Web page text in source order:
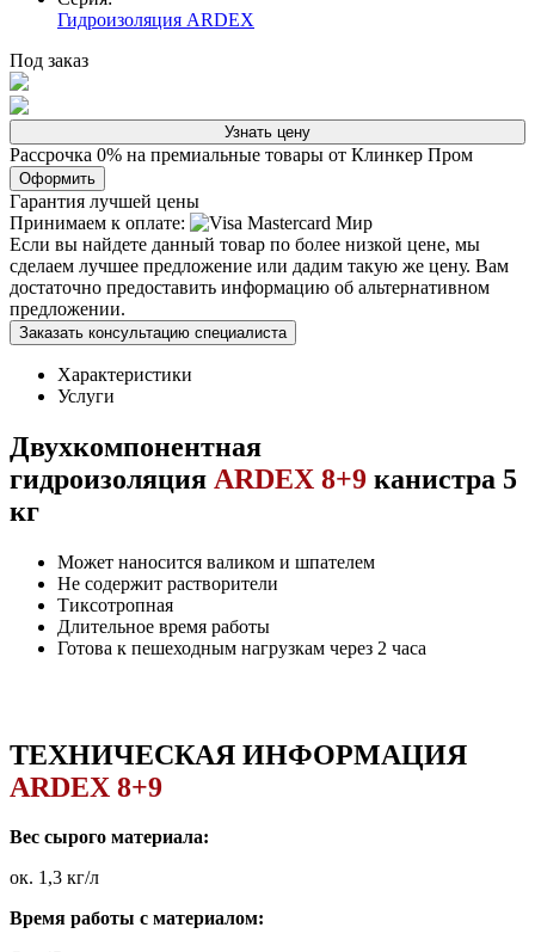
Гидроизоляция ARDEX
Под заказ
Узнать цену
Рассрочка 0% на премиальные товары от Клинкер Пром
Оформить
Гарантия лучшей цены
Принимаем к оплате:
Если вы найдете данный товар по более низкой цене, мы
сделаем лучшее предложение или дадим такую же цену. Вам
достаточно предоставить информацию об альтернативном
предложении.
Заказать консультацию специалиста
Характеристики
Услуги
Двухкомпонентная
гидроизоляция ARDEX 8+9 канистра 5
кг
Может наносится валиком и шпателем
Не содержит растворители
Тиксотропная
Длительное время работы
Готова к пешеходным нагрузкам через 2 часа
ТЕХНИЧЕСКАЯ ИНФОРМАЦИЯ
ARDEX 8+9
Вес сырого материала:
ок. 1,3 кг/л
Время работы с материалом: